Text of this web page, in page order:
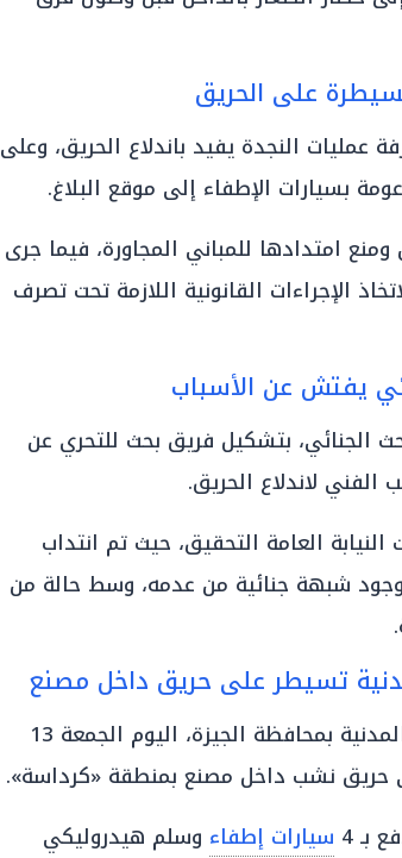
على الحريق
عمليات النجدة يفيد باندلاع الحريق، وعلى
بسيارات الإطفاء إلى موقع البلاغ.
امتدادها للمباني المجاورة، فيما جرى
الإجراءات القانونية اللازمة تحت تصرف
يفتش عن الأسباب
الجنائي، بتشكيل فريق بحث للتحري عن
لاندلاع الحريق.
العامة التحقيق، حيث تم انتداب
وجود شبهة جنائية من عدمه، وسط حالة من
تسيطر على حريق داخل مصنع
في حادث مختلف، تمكن رجال الحماية المدنية بمحافظة الجيزة، اليوم الجمعة 13
بـ 4
سيارات إطفاء وسلم هيدروليكي